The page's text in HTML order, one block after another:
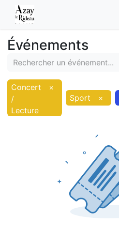
Événements
Concert
/
Lecture
×
Sport
×